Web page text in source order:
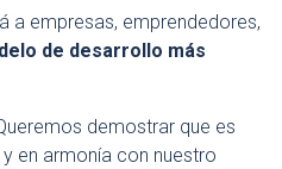
a empresas, emprendedores,
de desarrollo más
demostrar que es
en armonía con nuestro